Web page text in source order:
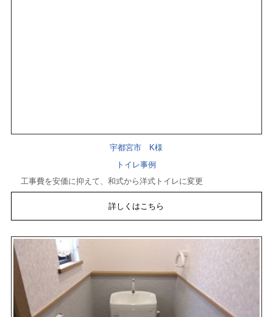
宇都宮市 K様
トイレ事例
工事費を安価に抑えて、和式から洋式トイレに変更
詳しくはこちら